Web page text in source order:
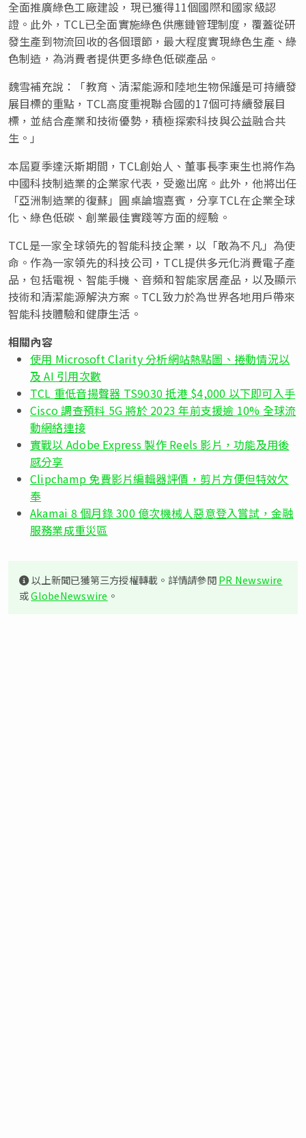
全面推廣綠色工廠建設，現已獲得11個國際和國家級認
證。此外，TCL已全面實施綠色供應鏈管理制度，覆蓋從研
發生產到物流回收的各個環節，最大程度實現綠色生產、綠
色制造，為消費者提供更多綠色低碳產品。
魏雪補充說：「教育、清潔能源和陸地生物保護是可持續發
展目標的重點，TCL高度重視聯合國的17個可持續發展目
標，並結合產業和技術優勢，積極探索科技與公益融合共
生。」
本屆夏季達沃斯期間，TCL創始人、董事長李東生也將作為
中國科技制造業的企業家代表，受邀出席。此外，他將出任
「亞洲制造業的復蘇」圓桌論壇嘉賓，分享TCL在企業全球
化、綠色低碳、創業最佳實踐等方面的經驗。
TCL是一家全球領先的智能科技企業，以「敢為不凡」為使
命。作為一家領先的科技公司，TCL提供多元化消費電子產
品，包括電視、智能手機、音頻和智能家居產品，以及顯示
技術和清潔能源解決方案。TCL致力於為世界各地用戶帶來
智能科技體驗和健康生活。
相關內容
使用 Microsoft Clarity 分析網站熱點圖、捲動情況以
及 AI 引用次數
TCL 重低音揚聲器 TS9030 抵港 $4,000 以下即可入手
Cisco 調查預料 5G 將於 2023 年前支援逾 10% 全球流
動網絡連接
實戰以 Adobe Express 製作 Reels 影片，功能及用後
感分享
Clipchamp 免費影片編輯器評價，剪片方便但特效欠
奉
Akamai 8 個月錄 300 億次機械人惡意登入嘗試，金融
服務業成重災區
以上新聞已獲第三方授權轉載。詳情請參閱PR Newswire
或GlobeNewswire 。